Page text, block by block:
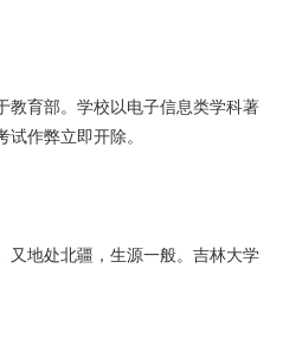
教育部。学校以电子信息类学科著
作弊立即开除。
又地处北疆，生源一般。吉林大学